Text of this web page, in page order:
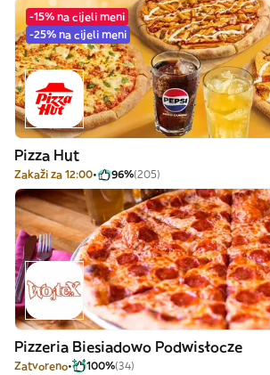
-15% na cijeli meni
-25% na cijeli meni
Pizza Hut
Zakaži za 12:00 96%(205)
Pizzeria Biesiadowo Podwisłocze
Zatvoreno 100%(34)